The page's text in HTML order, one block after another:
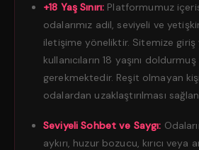
+18 Yaş Sınırı: Platformumuz
odalarımız adil, seviyeli ve
iletişime yöneliktir. Sitemize
kullanıcıların 18 yaşını
gerekmektedir. Reşit olmayan
odalardan uzaklaştırılması
Seviyeli Sohbet ve Saygı:
aykırı, huzur bozucu, kırıcı veya